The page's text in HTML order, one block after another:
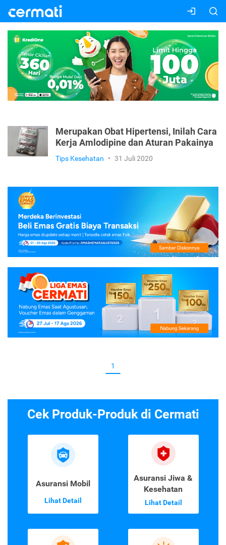
Merupakan Obat Hipertensi, Inilah Cara
Kerja Amlodipine dan Aturan Pakainya
Tips Kesehatan • 31 Juli 2020
1
Cek Produk-Produk di Cermati
Asuransi Mobil
Lihat Detail
Asuransi Jiwa &
Kesehatan
Lihat Detail